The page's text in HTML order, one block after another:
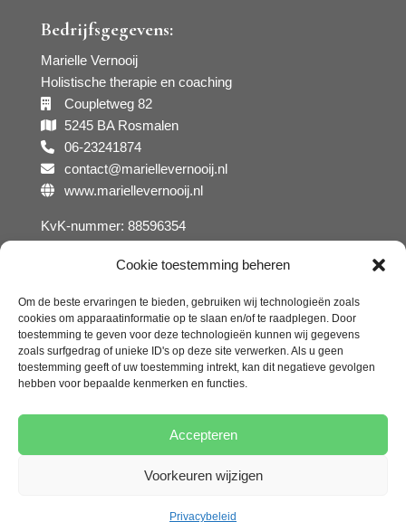
Cookie toestemming beheren
Om de beste ervaringen te bieden, gebruiken wij technologieën zoals
cookies om apparaatinformatie op te slaan en/of te raadplegen. Door
toestemming te geven voor deze technologieën kunnen wij gegevens
zoals surfgedrag of unieke ID's op deze site verwerken. Als u geen
toestemming geeft of uw toestemming intrekt, kan dit negatieve gevolgen
hebben voor bepaalde kenmerken en functies.
Accepteren
Voorkeuren wijzigen
Privacybeleid
Bedrijfsgegevens:
Marielle Vernooij
Holistische therapie en coaching
Coupletweg 82
5245 BA Rosmalen
06-23241874
contact@mariellevernooij.nl
www.mariellevernooij.nl
KvK-nummer: 88596354
Algemene voorwaarden
Disclaimer
Behandelovereenkomst
Toestemmingsformulier
Bloom